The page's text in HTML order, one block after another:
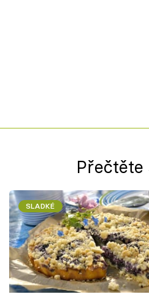
Přečtěte
SLADKÉ